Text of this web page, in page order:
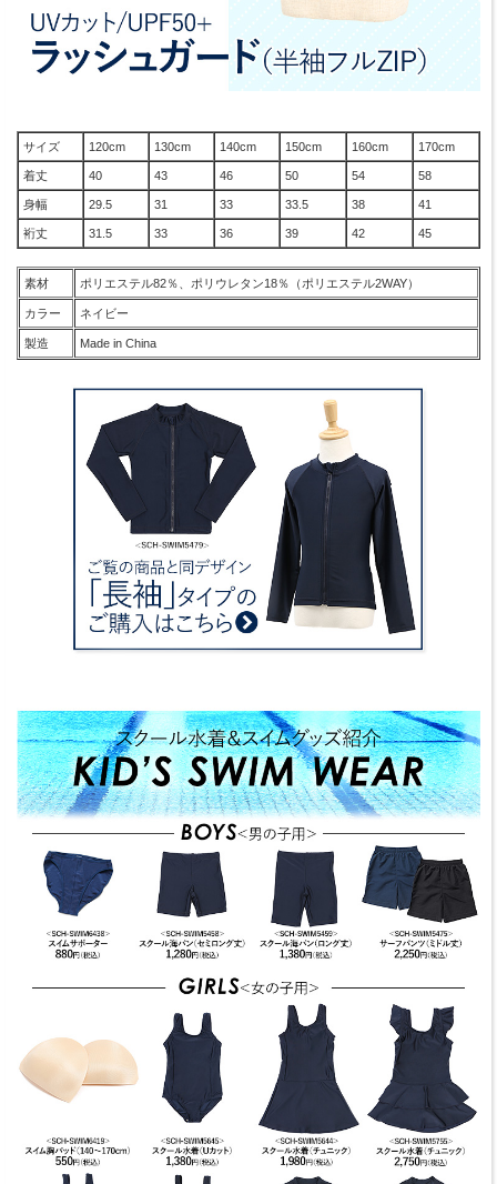
サイズ 120cm 130cm 140cm 150cm 160cm 170cm
着丈 40 43 46 50 54 58
身幅 29.5 31 33 33.5 38 41
裄丈 31.5 33 36 39 42 45
素材 ポリエステル82％、ポリウレタン18％（ポリエステル2WAY）
カラー ネイビー
製造 Made in China